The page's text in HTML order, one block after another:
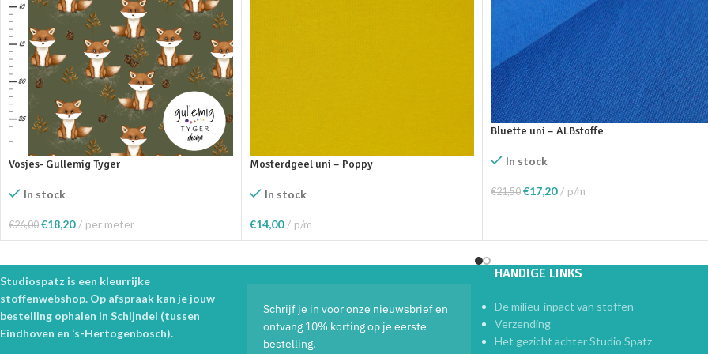
Vosjes- Gullemig Tyger
In stock
€26,00 €18,20 per meter
Toevoegen Aan Winkelwagen
Mosterdgeel uni – Poppy
In stock
€14,00 p/m
Toevoegen Aan Winkelwagen
Bluette uni – ALBstoffe
In stock
€21,50 €17,20 p/m
Studiospatz is een kleurrijke
stoffenwebshop. Op afspraak kan je jouw
bestelling ophalen in Schijndel (tussen
Eindhoven en ‘s-Hertogenbosch).
Schrijf je in voor onze nieuwsbrief en
ontvang 10% korting op je eerste
bestelling.
HANDIGE LINKS
De milieu-inpact van stoffen
Verzending
Het gezicht achter Studio Spatz